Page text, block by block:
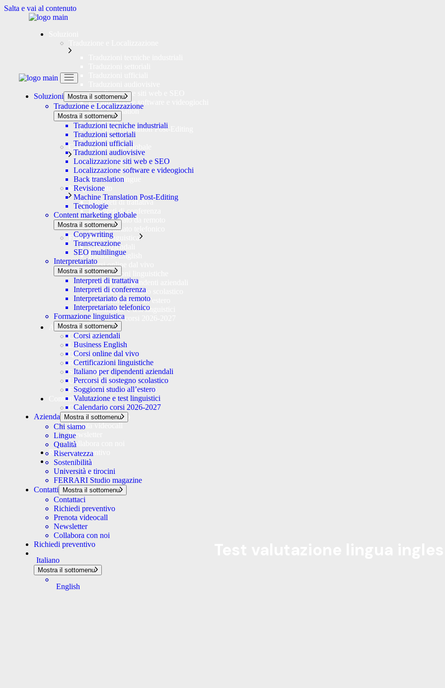
Salta e vai al contenuto
Localizzazione siti web e SEO
Localizzazione software e videogiochi
Back translation
Revisione
Machine Translation Post-Editing
Tecnologie
Content marketing globale
Copywriting
Transcreazione
SEO multilingue
Interpretariato
Interpreti di trattativa
Interpreti di conferenza
Interpretariato da remoto
Interpretariato telefonico
Formazione linguistica
Corsi aziendali
Business English
Corsi online dal vivo
Certificazioni linguistiche
Italiano per dipendenti aziendali
Percorsi di sostegno scolastico
Soggiorni studio all’estero
Valutazione e test linguistici
Calendario corsi 2026-2027
Azienda
Chi siamo
Lingue
Qualità
Riservatezza
Sostenibilità
Università e tirocini
FERRARI Studio magazine
Contatti
Contattaci
Richiedi preventivo
Prenota videocall
Newsletter
Collabora con noi
Richiedi preventivo
Italiano
English
Soluzioni Mostra il sottomenu
Traduzione e Localizzazione
Mostra il sottomenu
Traduzioni tecniche industriali
Traduzioni settoriali
Traduzioni ufficiali
Traduzioni audiovisive
Localizzazione siti web e SEO
Localizzazione software e videogiochi
Back translation
Revisione
Machine Translation Post-Editing
Tecnologie
Content marketing globale
Mostra il sottomenu
Copywriting
Transcreazione
SEO multilingue
Interpretariato
Mostra il sottomenu
Interpreti di trattativa
Interpreti di conferenza
Interpretariato da remoto
Interpretariato telefonico
Formazione linguistica
Mostra il sottomenu
Corsi aziendali
Business English
Corsi online dal vivo
Certificazioni linguistiche
Italiano per dipendenti aziendali
Percorsi di sostegno scolastico
Soggiorni studio all’estero
Valutazione e test linguistici
Calendario corsi 2026-2027
Azienda
Mostra il sottomenu
Chi siamo
Lingue
Qualità
Riservatezza
Sostenibilità
Università e tirocini
FERRARI Studio magazine
Contatti
Mostra il sottomenu
Contattaci
Richiedi preventivo
Prenota videocall
Newsletter
Collabora con noi
Richiedi preventivo
Italiano
Mostra il sottomenu
English